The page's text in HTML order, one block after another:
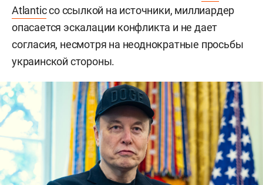
Atlanticсо ссылкой на источники, миллиардер
опасается эскалации конфликта и не дает
согласия, несмотря на неоднократные просьбы
украинской стороны.